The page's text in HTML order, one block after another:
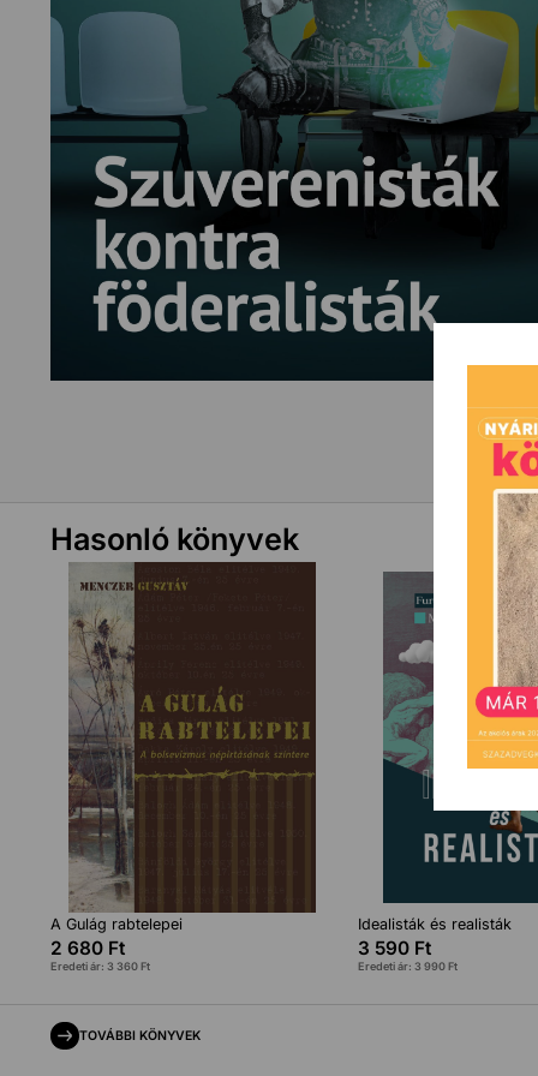
Hasonló könyvek
A Gulág rabtelepei
2 680 Ft
Eredeti ár: 3 360Ft
Idealisták és realisták
3 590 Ft
Eredeti ár: 3 990Ft
TOVÁBBI KÖNYVEK